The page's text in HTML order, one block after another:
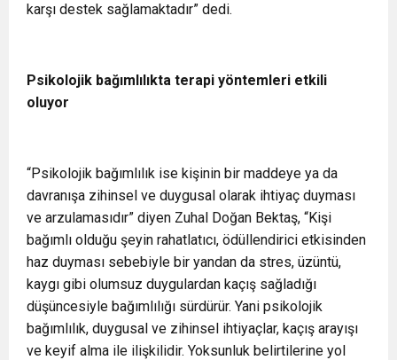
karşı destek sağlamaktadır” dedi.
Psikolojik bağımlılıkta terapi yöntemleri etkili
oluyor
“Psikolojik bağımlılık ise kişinin bir maddeye ya da
davranışa zihinsel ve duygusal olarak ihtiyaç duyması
ve arzulamasıdır” diyen Zuhal Doğan Bektaş, “Kişi
bağımlı olduğu şeyin rahatlatıcı, ödüllendirici etkisinden
haz duyması sebebiyle bir yandan da stres, üzüntü,
kaygı gibi olumsuz duygulardan kaçış sağladığı
düşüncesiyle bağımlılığı sürdürür. Yani psikolojik
bağımlılık, duygusal ve zihinsel ihtiyaçlar, kaçış arayışı
ve keyif alma ile ilişkilidir. Yoksunluk belirtilerine yol